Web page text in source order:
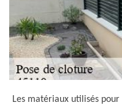
Les matériaux utilisés